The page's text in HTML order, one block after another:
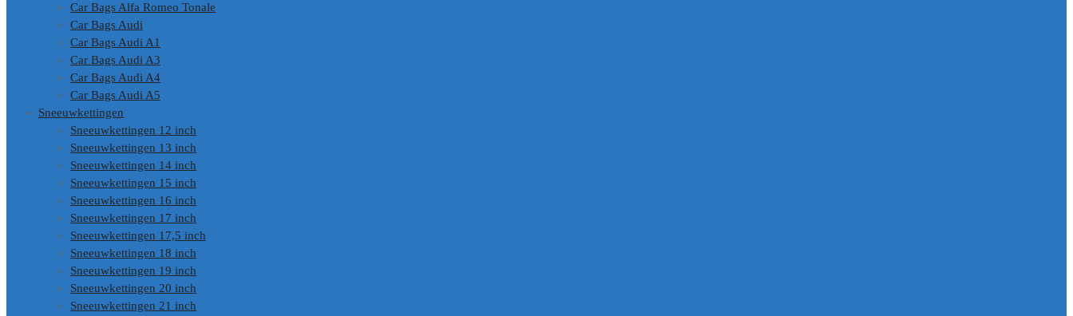
Car Bags Alfa Romeo Tonale
Car Bags Audi
Car Bags Audi A1
Car Bags Audi A3
Car Bags Audi A4
Car Bags Audi A5
Sneeuwkettingen
Sneeuwkettingen 12 inch
Sneeuwkettingen 13 inch
Sneeuwkettingen 14 inch
Sneeuwkettingen 15 inch
Sneeuwkettingen 16 inch
Sneeuwkettingen 17 inch
Sneeuwkettingen 17,5 inch
Sneeuwkettingen 18 inch
Sneeuwkettingen 19 inch
Sneeuwkettingen 20 inch
Sneeuwkettingen 21 inch